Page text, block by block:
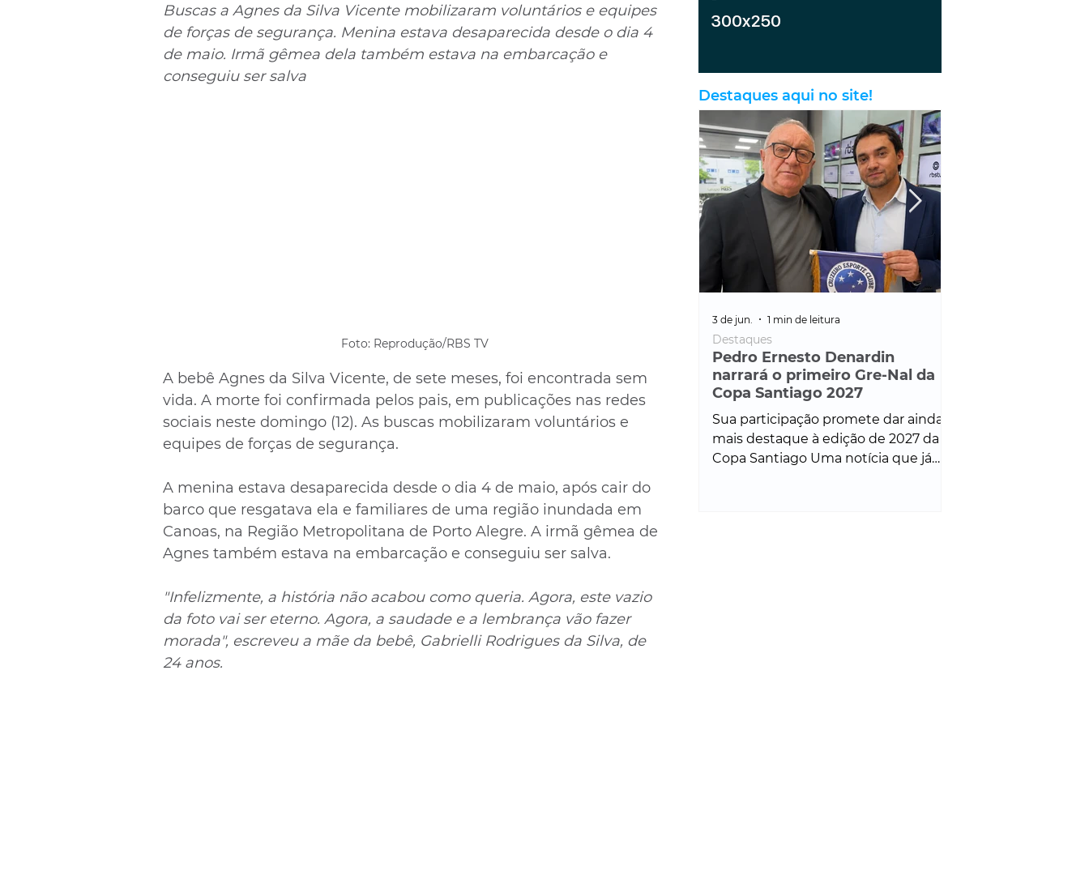
Buscas a Agnes da Silva Vicente mobilizaram voluntários e equipes
de forças de segurança. Menina estava desaparecida desde o dia 4
de maio. Irmã gêmea dela também estava na embarcação e
conseguiu ser salva
Foto: Reprodução/RBS TV
A bebê Agnes da Silva Vicente, de sete meses, foi encontrada sem
vida. A morte foi confirmada pelos pais, em publicações nas redes
sociais neste domingo (12). As buscas mobilizaram voluntários e
equipes de forças de segurança.
A menina estava desaparecida desde o dia 4 de maio, após cair do
barco que resgatava ela e familiares de uma região inundada em
Canoas, na Região Metropolitana de Porto Alegre. A irmã gêmea de
Agnes também estava na embarcação e conseguiu ser salva.
"Infelizmente, a história não acabou como queria. Agora, este vazio
da foto vai ser eterno. Agora, a saudade e a lembrança vão fazer
morada", escreveu a mãe da bebê, Gabrielli Rodrigues da Silva, de
24 anos.
Destaques aqui no site!
Pedro Ernesto Denardin
narrará o primeiro Gre-Nal da
Copa Santiago 2027
Sua participação promete dar ainda
mais destaque à edição de 2027 da
Copa Santiago Uma notícia que já
Destaques
3 de jun. 1 min de leitura